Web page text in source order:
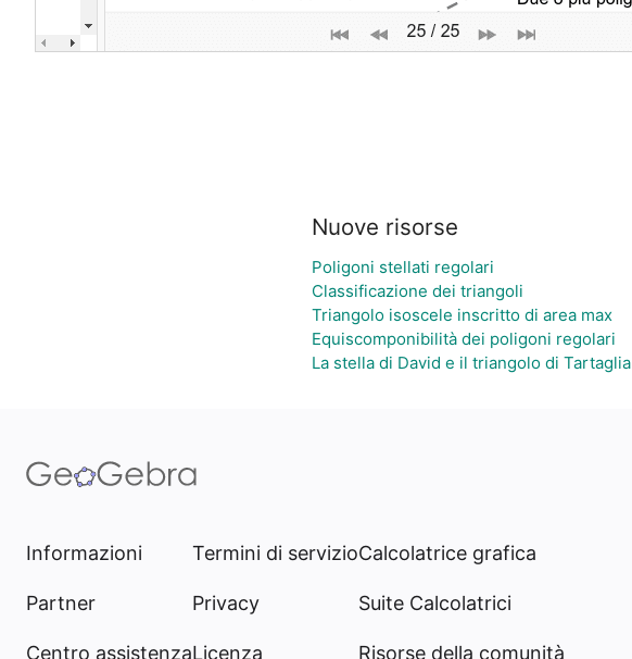
Nuove risorse
Poligoni stellati regolari
Classificazione dei triangoli
Triangolo isoscele inscritto di area max
Equiscomponibilità dei poligoni regolari
La stella di David e il triangolo di Tartaglia
Informazioni
Partner
Centro assistenza
Termini di servizio
Privacy
Licenza
Calcolatrice grafica
Suite Calcolatrici
Risorse della comunità